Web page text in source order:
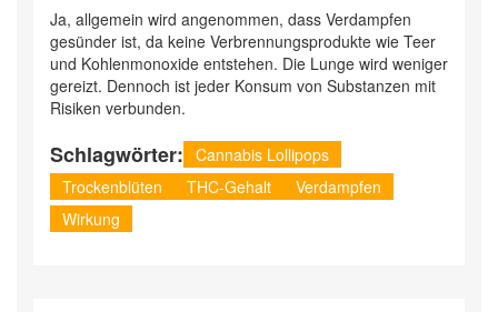
Ja, allgemein wird angenommen, dass Verdampfen
gesünder ist, da keine Verbrennungsprodukte wie Teer
und Kohlenmonoxide entstehen. Die Lunge wird weniger
gereizt. Dennoch ist jeder Konsum von Substanzen mit
Risiken verbunden.
Schlagwörter: Cannabis Lollipops
Trockenblüten
THC-Gehalt
Verdampfen
Wirkung